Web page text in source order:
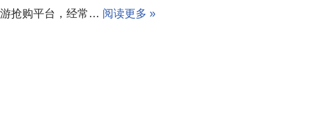
抢购平台，经常… 阅读更多 »